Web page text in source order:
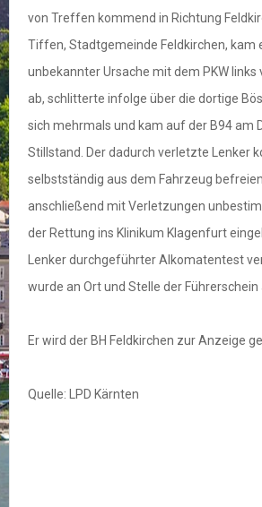
von Treffen kommend in Richtung
Tiffen, Stadtgemeinde Feldkirchen, kam
unbekannter Ursache mit dem PKW links
ab, schlitterte infolge über die dortige
sich mehrmals und kam auf der B94 am
Stillstand. Der dadurch verletzte Lenker
selbstständig aus dem Fahrzeug
anschließend mit Verletzungen
der Rettung ins Klinikum Klagenfurt
Lenker durchgeführter Alkomatentest
wurde an Ort und Stelle der
Er wird der BH Feldkirchen zur Anzeige
Quelle: LPD Kärnten